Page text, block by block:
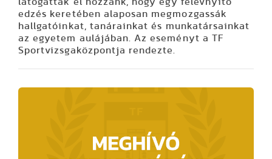
látogattak el hozzánk, hogy egy félévnyitó
edzés keretében alaposan megmozgassák
hallgatóinkat, tanárainkat és munkatársainkat
az egyetem aulájában. Az eseményt a TF
Sportvizsgaközpontja rendezte.